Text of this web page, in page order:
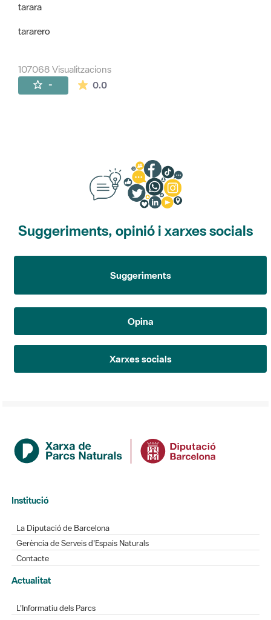
tarara
tararero
107068 Visualitzacions
- 0.0La mitjana de les valoracions és de 0
Suggeriments, opinió i xarxes socials
Suggeriments
Opina
Xarxes socials
Institució
La Diputació de Barcelona
Gerència de Serveis d'Espais Naturals
Contacte
Actualitat
L'Informatiu dels Parcs